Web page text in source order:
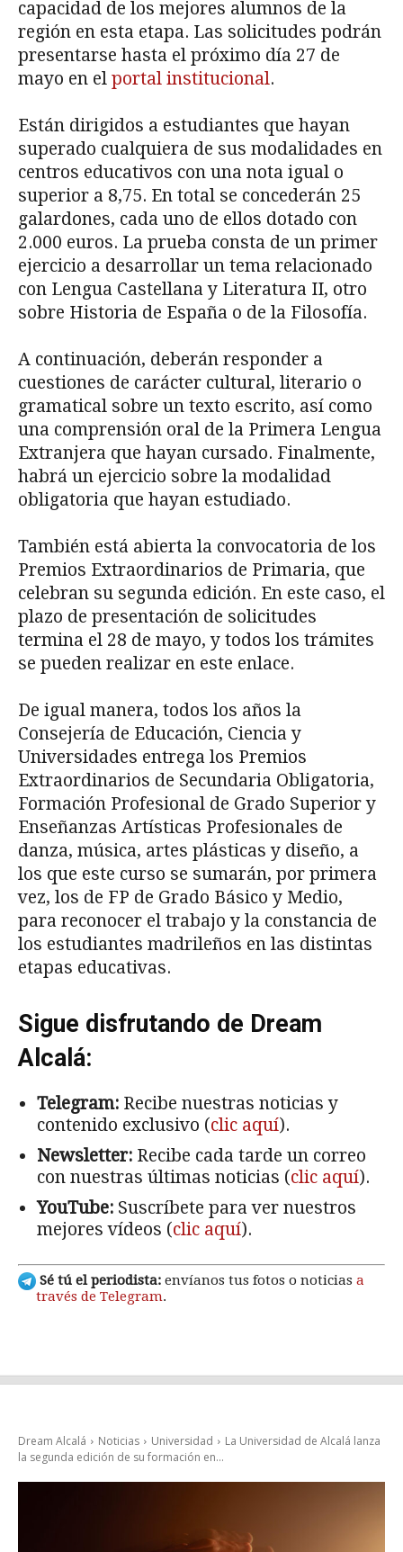
capacidad de los mejores alumnos de la
región en esta etapa. Las solicitudes podrán
presentarse hasta el próximo día 27 de
mayo en el portal institucional.
Están dirigidos a estudiantes que hayan
superado cualquiera de sus modalidades en
centros educativos con una nota igual o
superior a 8,75. En total se concederán 25
galardones, cada uno de ellos dotado con
2.000 euros. La prueba consta de un primer
ejercicio a desarrollar un tema relacionado
con Lengua Castellana y Literatura II, otro
sobre Historia de España o de la Filosofía.
A continuación, deberán responder a
cuestiones de carácter cultural, literario o
gramatical sobre un texto escrito, así como
una comprensión oral de la Primera Lengua
Extranjera que hayan cursado. Finalmente,
habrá un ejercicio sobre la modalidad
obligatoria que hayan estudiado.
También está abierta la convocatoria de los
Premios Extraordinarios de Primaria, que
celebran su segunda edición. En este caso, el
plazo de presentación de solicitudes
termina el 28 de mayo, y todos los trámites
se pueden realizar en este enlace.
De igual manera, todos los años la
Consejería de Educación, Ciencia y
Universidades entrega los Premios
Extraordinarios de Secundaria Obligatoria,
Formación Profesional de Grado Superior y
Enseñanzas Artísticas Profesionales de
danza, música, artes plásticas y diseño, a
los que este curso se sumarán, por primera
vez, los de FP de Grado Básico y Medio,
para reconocer el trabajo y la constancia de
los estudiantes madrileños en las distintas
etapas educativas.
Sigue disfrutando de Dream
Alcalá:
Telegram: Recibe nuestras noticias y
contenido exclusivo (clic aquí).
Newsletter: Recibe cada tarde un correo
con nuestras últimas noticias (clic aquí).
YouTube: Suscríbete para ver nuestros
mejores vídeos (clic aquí).
Sé tú el periodista: envíanos tus fotos o noticias a
través de Telegram.